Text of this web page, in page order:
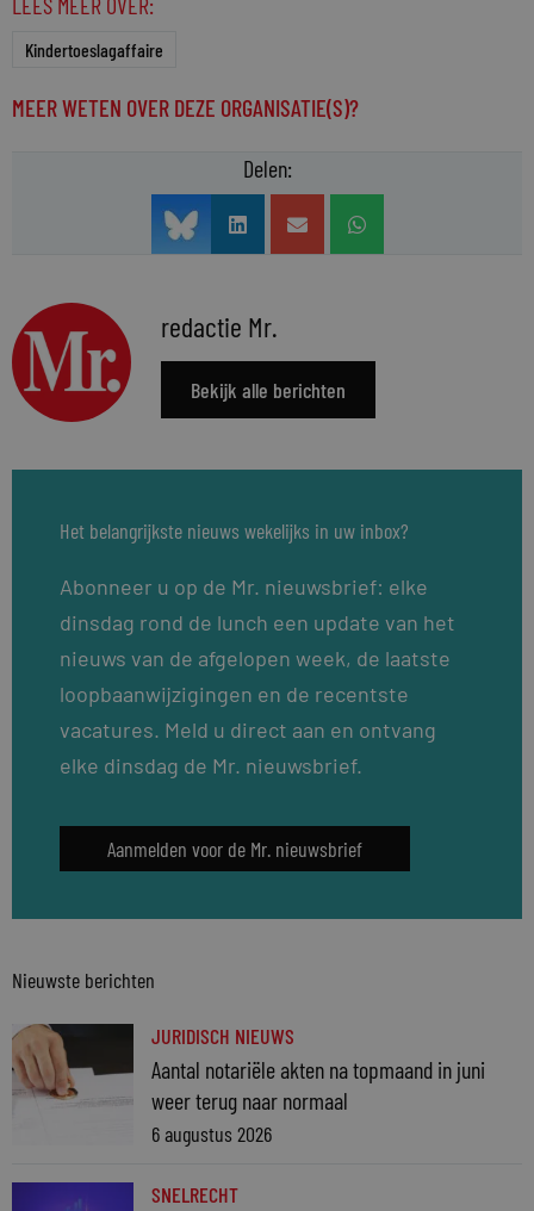
Kindertoeslagaffaire
MEER WETEN OVER DEZE ORGANISATIE(S)?
Delen:
redactie Mr.
Bekijk alle berichten
Het belangrijkste nieuws wekelijks in uw inbox?
Abonneer u op de Mr. nieuwsbrief: elke
dinsdag rond de lunch een update van het
nieuws van de afgelopen week, de laatste
loopbaanwijzigingen en de recentste
vacatures. Meld u direct aan en ontvang
elke dinsdag de Mr. nieuwsbrief.
Aanmelden voor de Mr. nieuwsbrief
Nieuwste berichten
JURIDISCH NIEUWS
Aantal notariële akten na topmaand in juni
weer terug naar normaal
6 augustus 2026
SNELRECHT